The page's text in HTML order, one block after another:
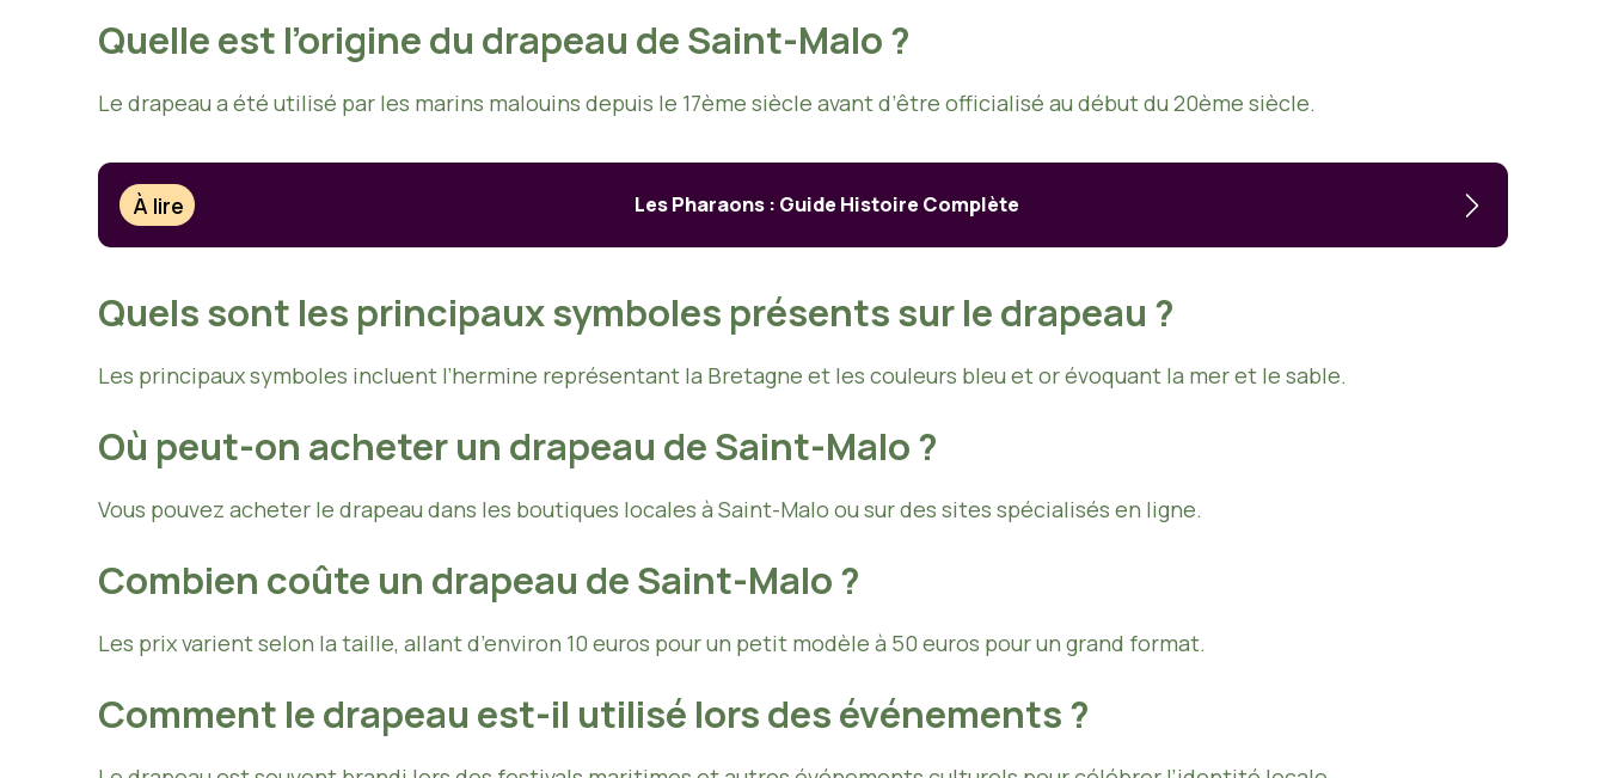
Quelle est l’origine du drapeau de Saint-Malo ?
Le drapeau a été utilisé par les marins malouins depuis le 17ème siècle avant d’être officialisé au début du 20ème siècle.
À lire Les Pharaons : Guide Histoire Complète
Quels sont les principaux symboles présents sur le drapeau ?
Les principaux symboles incluent l’hermine représentant la Bretagne et les couleurs bleu et or évoquant la mer et le sable.
Où peut-on acheter un drapeau de Saint-Malo ?
Vous pouvez acheter le drapeau dans les boutiques locales à Saint-Malo ou sur des sites spécialisés en ligne.
Combien coûte un drapeau de Saint-Malo ?
Les prix varient selon la taille, allant d’environ 10 euros pour un petit modèle à 50 euros pour un grand format.
Comment le drapeau est-il utilisé lors des événements ?